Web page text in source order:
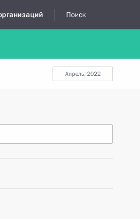
Поиск
форме
апрель, 2022